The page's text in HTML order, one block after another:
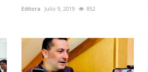
Editora Julio 9, 2019 852